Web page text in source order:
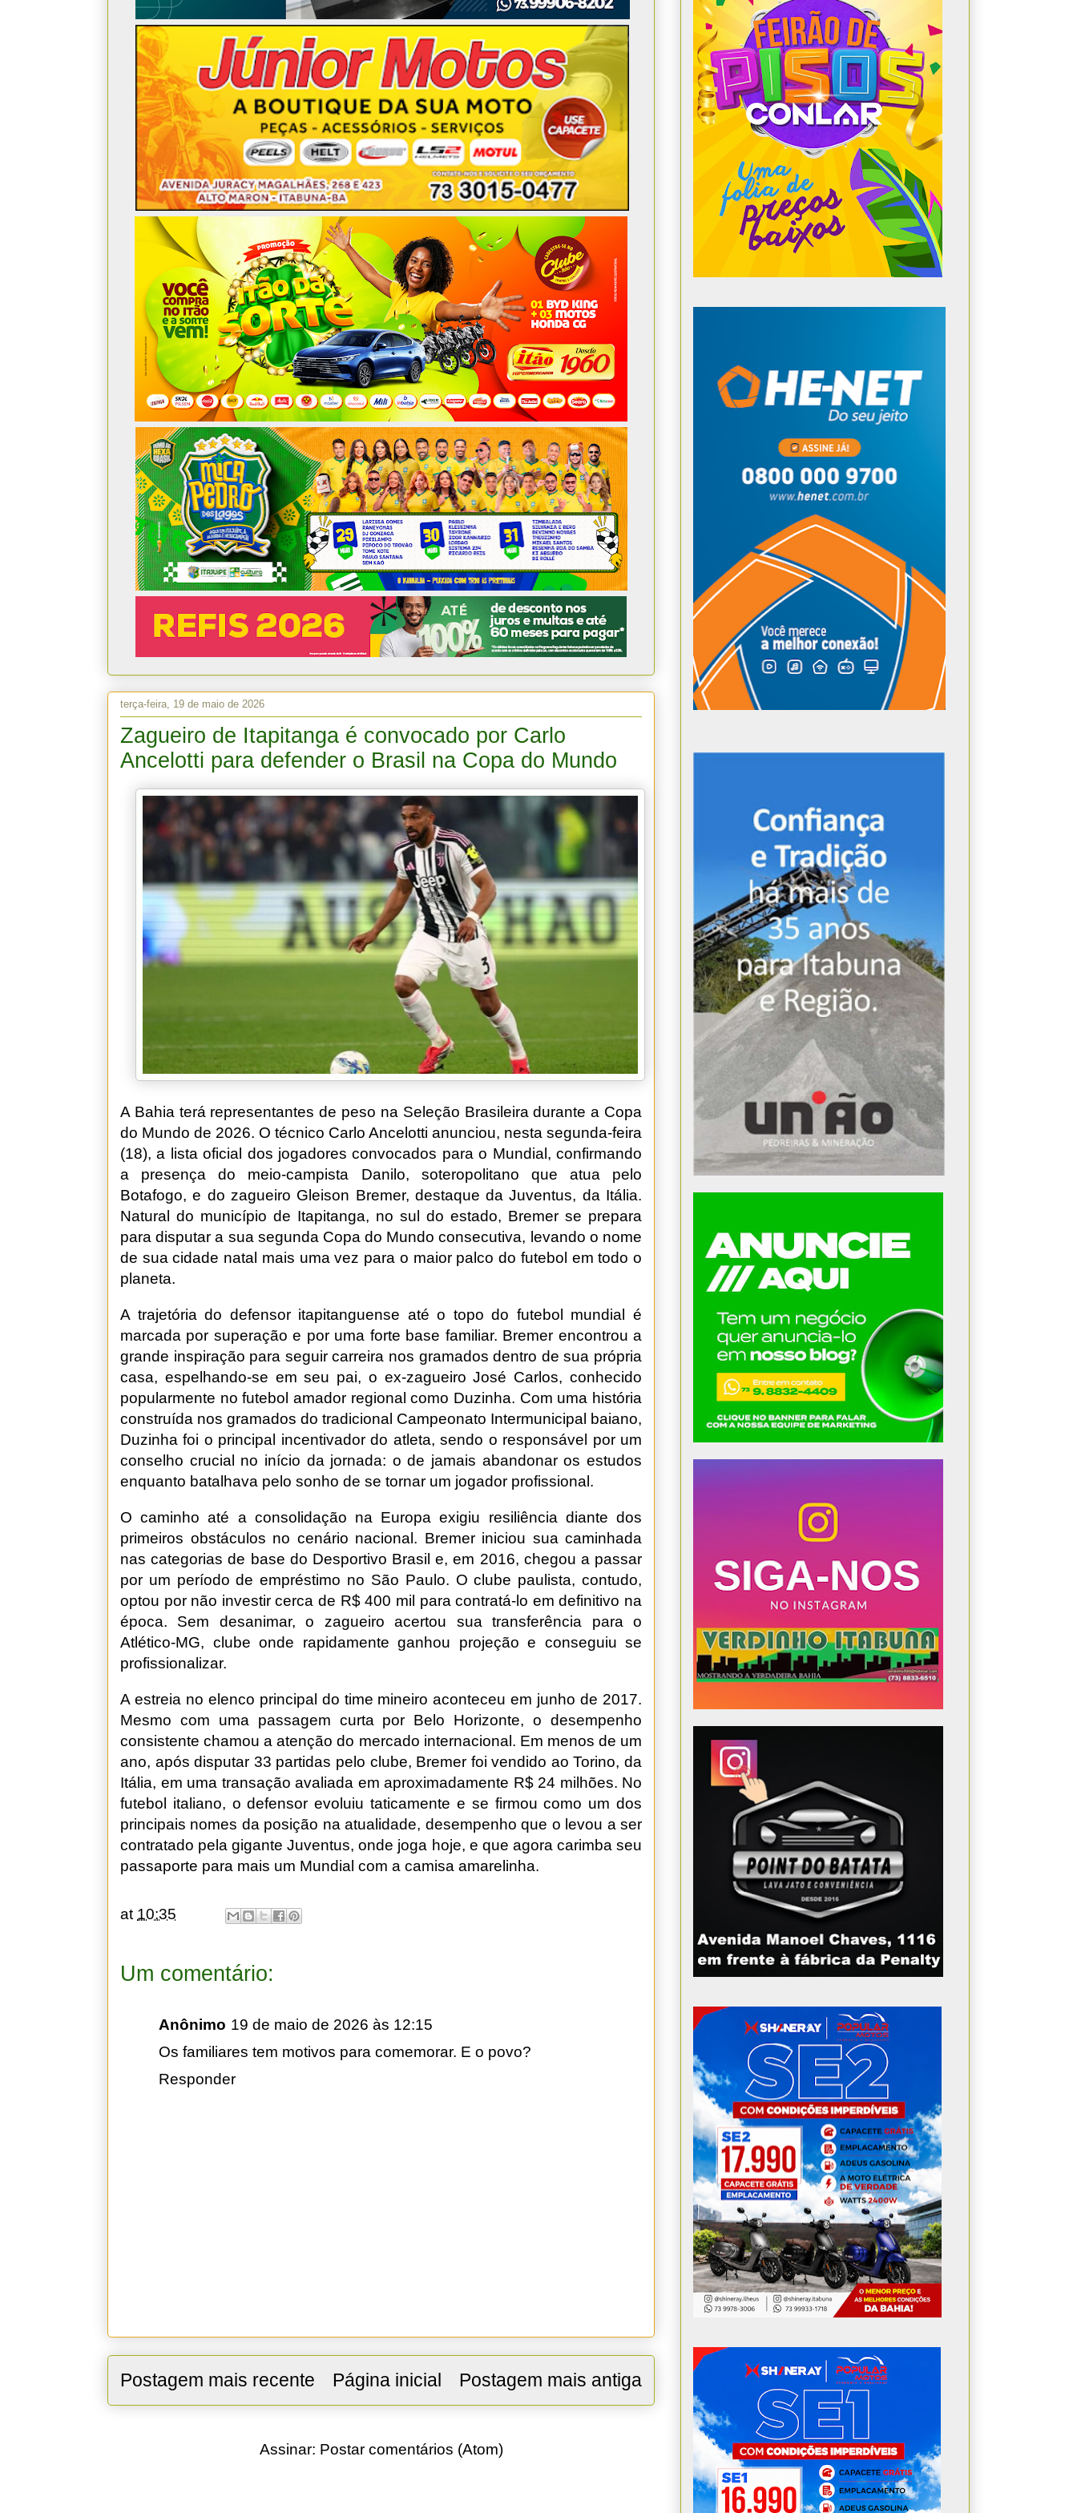
terça-feira, 19 de maio de 2026
Zagueiro de Itapitanga é convocado por Carlo
Ancelotti para defender o Brasil na Copa do Mundo
A Bahia terá representantes de peso na Seleção Brasileira durante a Copa
do Mundo de 2026. O técnico Carlo Ancelotti anunciou, nesta segunda-feira
(18), a lista oficial dos jogadores convocados para o Mundial, confirmando
a presença do meio-campista Danilo, soteropolitano que atua pelo
Botafogo, e do zagueiro Gleison Bremer, destaque da Juventus, da Itália.
Natural do município de Itapitanga, no sul do estado, Bremer se prepara
para disputar a sua segunda Copa do Mundo consecutiva, levando o nome
de sua cidade natal mais uma vez para o maior palco do futebol em todo o
planeta.
A trajetória do defensor itapitanguense até o topo do futebol mundial é
marcada por superação e por uma forte base familiar. Bremer encontrou a
grande inspiração para seguir carreira nos gramados dentro de sua própria
casa, espelhando-se em seu pai, o ex-zagueiro José Carlos, conhecido
popularmente no futebol amador regional como Duzinha. Com uma história
construída nos gramados do tradicional Campeonato Intermunicipal baiano,
Duzinha foi o principal incentivador do atleta, sendo o responsável por um
conselho crucial no início da jornada: o de jamais abandonar os estudos
enquanto batalhava pelo sonho de se tornar um jogador profissional.
O caminho até a consolidação na Europa exigiu resiliência diante dos
primeiros obstáculos no cenário nacional. Bremer iniciou sua caminhada
nas categorias de base do Desportivo Brasil e, em 2016, chegou a passar
por um período de empréstimo no São Paulo. O clube paulista, contudo,
optou por não investir cerca de R$ 400 mil para contratá-lo em definitivo na
época. Sem desanimar, o zagueiro acertou sua transferência para o
Atlético-MG, clube onde rapidamente ganhou projeção e conseguiu se
profissionalizar.
A estreia no elenco principal do time mineiro aconteceu em junho de 2017.
Mesmo com uma passagem curta por Belo Horizonte, o desempenho
consistente chamou a atenção do mercado internacional. Em menos de um
ano, após disputar 33 partidas pelo clube, Bremer foi vendido ao Torino, da
Itália, em uma transação avaliada em aproximadamente R$ 24 milhões. No
futebol italiano, o defensor evoluiu taticamente e se firmou como um dos
principais nomes da posição na atualidade, desempenho que o levou a ser
contratado pela gigante Juventus, onde joga hoje, e que agora carimba seu
passaporte para mais um Mundial com a camisa amarelinha.
at 10:35
Um comentário:
Anônimo 19 de maio de 2026 às 12:15
Os familiares tem motivos para comemorar. E o povo?
Responder
Postagem mais recente Postagem mais antiga
Página inicial
Assinar: Postar comentários (Atom)